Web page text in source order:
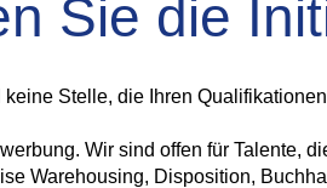
Sie die
Stelle, die Ihren
Wir sind offen für Talente,
Warehousing, Disposition,